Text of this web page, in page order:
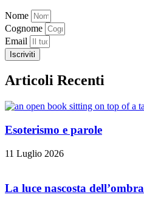
Nome
Cognome
Email
Iscriviti
Articoli Recenti
Esoterismo e parole
11 Luglio 2026
La luce nascosta dell’ombra